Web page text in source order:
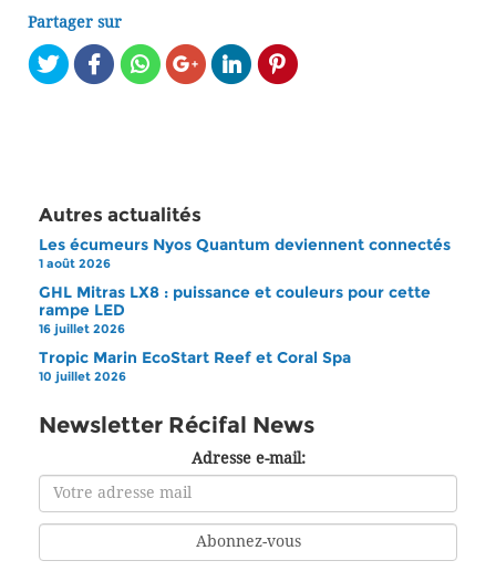
Partager sur
Autres actualités
Les écumeurs Nyos Quantum deviennent connectés
1 août 2026
GHL Mitras LX8 : puissance et couleurs pour cette
rampe LED
16 juillet 2026
Tropic Marin EcoStart Reef et Coral Spa
10 juillet 2026
Newsletter Récifal News
Adresse e-mail: